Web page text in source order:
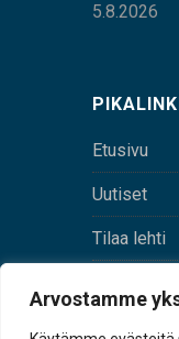
Arvostamme
5.8.2026
Etusivu
Uutiset
Tilaa lehti